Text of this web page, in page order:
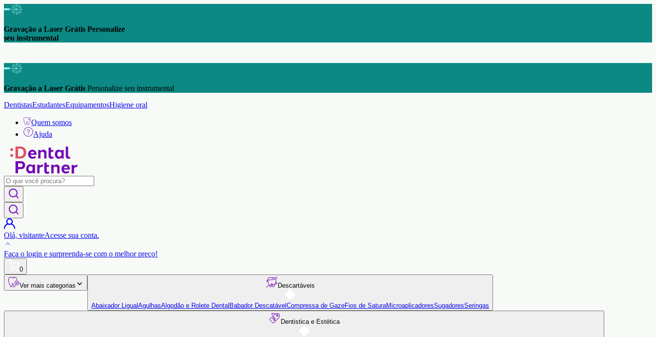
Gravação a Laser Grátis Personalize
seu instrumental
Gravação a Laser Grátis Personalize seu instrumental
DentistasEstudantesEquipamentosHigiene oral
Quem somos
Ajuda
Olá, visitanteAcesse sua conta.
Faça o login e surpreenda-se com o melhor preço!
0
Ver mais categorias Descartáveis
Abaixador LigualAgulhasAlgodão e Rolete Dental Babador Descatável Compressa de GazeFios de SaturaMicroaplicadoresSugadoresSeringas
Dentistica e Estética